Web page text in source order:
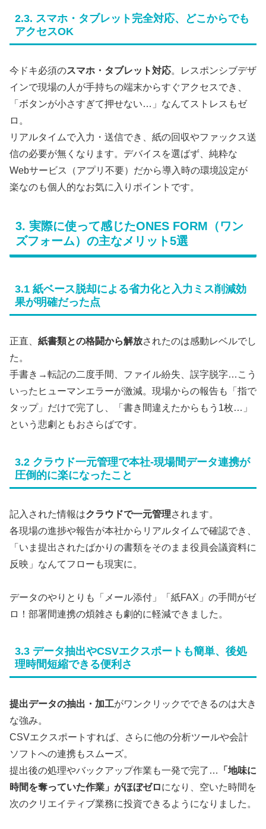
2.3. スマホ・タブレット完全対応、どこからでも
アクセスOK
今ドキ必須のスマホ・タブレット対応。レスポンシブデザ
インで現場の人が手持ちの端末からすぐアクセスでき、
「ボタンが小さすぎて押せない…」なんてストレスもゼ
ロ。
リアルタイムで入力・送信でき、紙の回収やファックス送
信の必要が無くなります。デバイスを選ばず、純粋な
Webサービス（アプリ不要）だから導入時の環境設定が
楽なのも個人的なお気に入りポイントです。
3. 実際に使って感じたONES FORM（ワン
ズフォーム）の主なメリット5選
3.1 紙ベース脱却による省力化と入力ミス削減効
果が明確だった点
正直、 紙書類との格闘から解放されたのは感動レベルでし
た。
手書き→転記の二度手間、ファイル紛失、誤字脱字…こう
いったヒューマンエラーが激減。現場からの報告も「指で
タップ」だけで完了し、「書き間違えたからもう1枚…」
という悲劇ともおさらばです。
3.2 クラウド一元管理で本社‐現場間データ連携が
圧倒的に楽になったこと
記入された情報はクラウドで一元管理されます。
各現場の進捗や報告が本社からリアルタイムで確認でき、
「いま提出されたばかりの書類をそのまま役員会議資料に
反映」なんてフローも現実に。
データのやりとりも「メール添付」「紙FAX」の手間がゼ
ロ！部署間連携の煩雑さも劇的に軽減できました。
3.3 データ抽出やCSVエクスポートも簡単、後処
理時間短縮できる便利さ
提出データの抽出・加工がワンクリックでできるのは大き
な強み。
CSVエクスポートすれば、さらに他の分析ツールや会計
ソフトへの連携もスムーズ。
提出後の処理やバックアップ作業も一発で完了…
「地味に
時間を奪っていた作業」がほぼゼロになり、空いた時間を
次のクリエイティブ業務に投資できるようになりました。